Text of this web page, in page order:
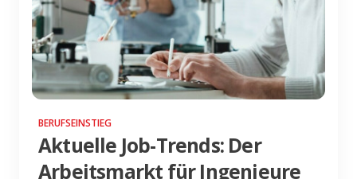
BERUFSEINSTIEG
Aktuelle Job-Trends: Der
Arbeitsmarkt für Ingenieure